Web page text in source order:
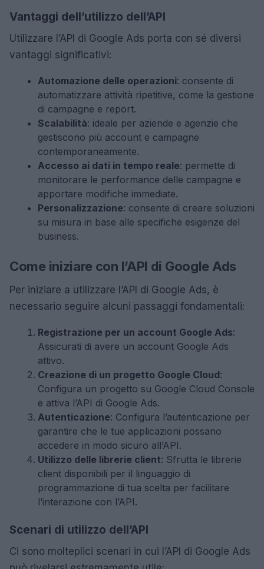
Vantaggi dell’utilizzo dell’API
Utilizzare l’API di Google Ads porta con sé diversi
vantaggi significativi:
Automazione delle operazioni: consente di
automatizzare attività ripetitive, come la gestione
di campagne e report.
Scalabilità: ideale per aziende e agenzie che
gestiscono più account e campagne
contemporaneamente.
Accesso ai dati in tempo reale: permette di
monitorare le performance delle campagne e
apportare modifiche immediate.
Personalizzazione: consente di creare soluzioni
su misura in base alle specifiche esigenze del
business.
Come iniziare con l’API di Google Ads
Per iniziare a utilizzare l’API di Google Ads, è
necessario seguire alcuni passaggi fondamentali:
Registrazione per un account Google Ads:
Assicurati di avere un account Google Ads
attivo.
Creazione di un progetto Google Cloud:
Configura un progetto su Google Cloud Console
e attiva l’API di Google Ads.
Autenticazione: Configura l’autenticazione per
garantire che le tue applicazioni possano
accedere in modo sicuro all’API.
Utilizzo delle librerie client: Sfrutta le librerie
client disponibili per il linguaggio di
programmazione di tua scelta per facilitare
l’interazione con l’API.
Scenari di utilizzo dell’API
Ci sono molteplici scenari in cui l’API di Google Ads